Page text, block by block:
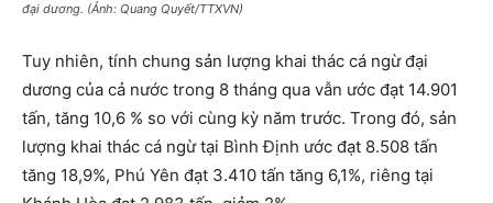
đại dương. (Ảnh: Quang Quyết/TTXVN)
Tuy nhiên, tính chung sản lượng khai thác cá ngừ đại
dương của cả nước trong 8 tháng qua vẫn ước đạt 14.901
tấn, tăng 10,6 % so với cùng kỳ năm trước. Trong đó, sản
lượng khai thác cá ngừ tại Bình Định ước đạt 8.508 tấn
tăng 18,9%, Phú Yên đạt 3.410 tấn tăng 6,1%, riêng tại